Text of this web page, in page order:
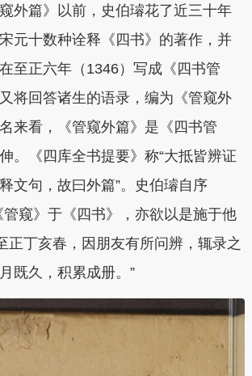
外篇》以前，史伯璿花了近三十年
元十数种诠释《四书》的著作，并
至正六年（1346）写成《四书管
将回答诸生的语录，编为《管窥外
来看，《管窥外篇》是《四书管
。《四库全书提要》称“大抵皆辨证
文句，故曰外篇”。史伯璿自序
管窥》于《四书》，亦欲以是施于他
正丁亥春，因朋友有所问辨，辄录之
既久，积累成册。”